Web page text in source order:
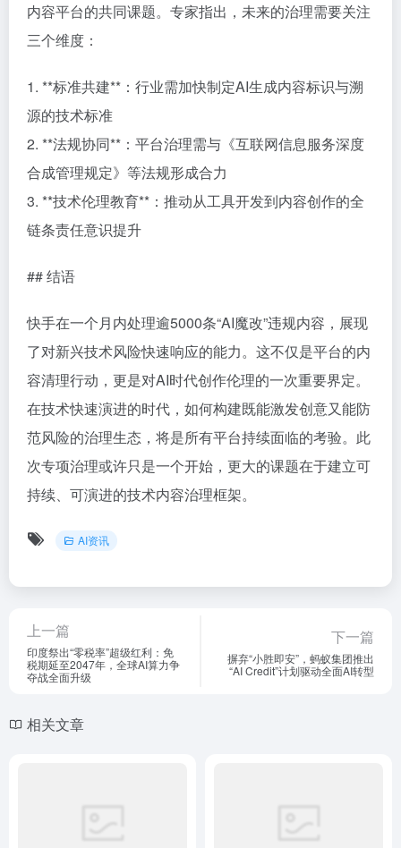
内容平台的共同课题。专家指出，未来的治理需要关注
三个维度：
1. **标准共建**：行业需加快制定AI生成内容标识与溯
源的技术标准
2. **法规协同**：平台治理需与《互联网信息服务深度
合成管理规定》等法规形成合力
3. **技术伦理教育**：推动从工具开发到内容创作的全
链条责任意识提升
## 结语
快手在一个月内处理逾5000条“AI魔改”违规内容，展现
了对新兴技术风险快速响应的能力。这不仅是平台的内
容清理行动，更是对AI时代创作伦理的一次重要界定。
在技术快速演进的时代，如何构建既能激发创意又能防
范风险的治理生态，将是所有平台持续面临的考验。此
次专项治理或许只是一个开始，更大的课题在于建立可
持续、可演进的技术内容治理框架。
AI资讯
上一篇
印度祭出“零税率”超级红利：免
税期延至2047年，全球AI算力争
夺战全面升级
下一篇
摒弃“小胜即安”，蚂蚁集团推出
“AI Credit”计划驱动全面AI转型
相关文章